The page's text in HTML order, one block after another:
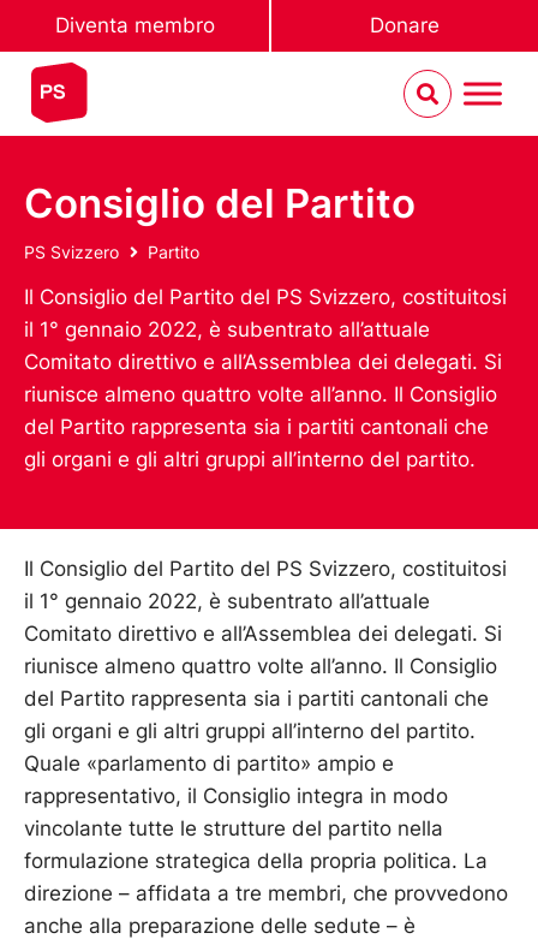
Diventa membro Donare
Consiglio del Partito
PS Svizzero Partito
Il Consiglio del Partito del PS Svizzero, costituitosi
il 1° gennaio 2022, è subentrato all’attuale
Comitato direttivo e all’Assemblea dei delegati. Si
riunisce almeno quattro volte all’anno. Il Consiglio
del Partito rappresenta sia i partiti cantonali che
gli organi e gli altri gruppi all’interno del partito.
Il Consiglio del Partito del PS Svizzero, costituitosi
il 1° gennaio 2022, è subentrato all’attuale
Comitato direttivo e all’Assemblea dei delegati. Si
riunisce almeno quattro volte all’anno. Il Consiglio
del Partito rappresenta sia i partiti cantonali che
gli organi e gli altri gruppi all’interno del partito.
Quale «parlamento di partito» ampio e
rappresentativo, il Consiglio integra in modo
vincolante tutte le strutture del partito nella
formulazione strategica della propria politica. La
direzione – affidata a tre membri, che provvedono
anche alla preparazione delle sedute – è